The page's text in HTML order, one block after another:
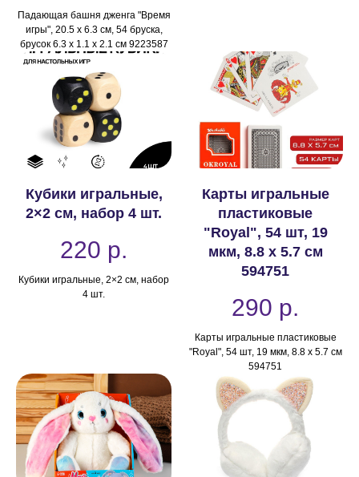
Падающая башня дженга "Время
игры", 20.5 х 6.3 см, 54 бруска,
брусок 6.3 х 1.1 х 2.1 см 9223587
Кубики игральные,
2×2 см, набор 4 шт.
220 р.
Кубики игральные, 2×2 см, набор
4 шт.
Карты игральные
пластиковые
"Royal", 54 шт, 19
мкм, 8.8 х 5.7 см
594751
290 р.
Карты игральные пластиковые
"Royal", 54 шт, 19 мкм, 8.8 х 5.7 см
594751